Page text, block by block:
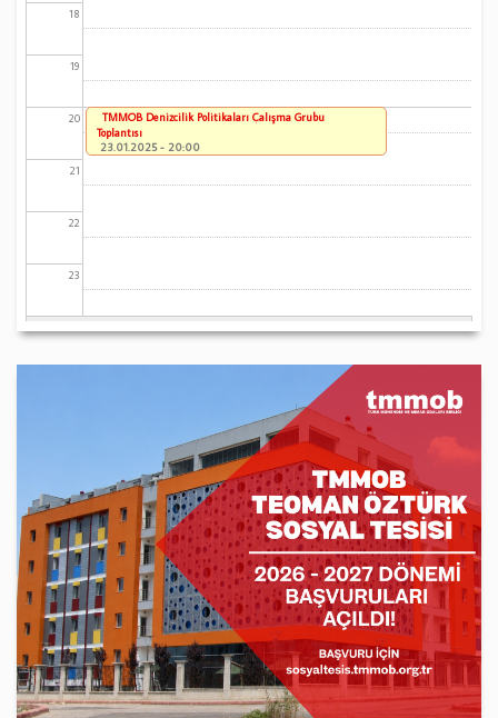
18
19
20
21
22
23
TMMOB Denizcilik Politikaları Çalışma Grubu
Toplantısı
23.01.2025 - 20:00